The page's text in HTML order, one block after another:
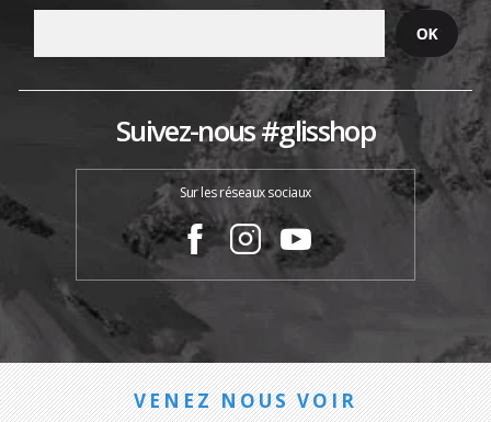
Suivez-nous #glisshop
Sur les réseaux sociaux
VENEZ NOUS VOIR